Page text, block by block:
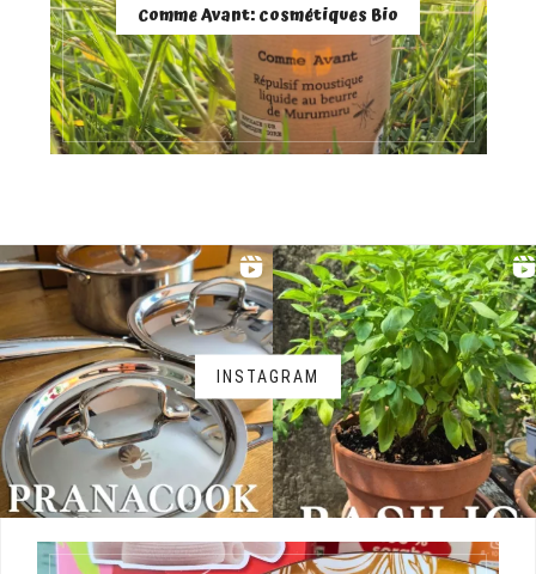
Comme Avant: cosmétiques Bio
INSTAGRAM